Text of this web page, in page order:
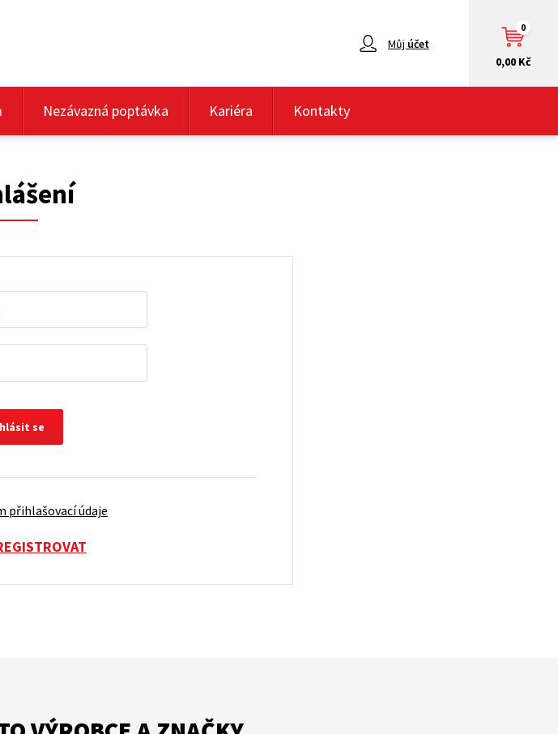
0,00 Kč
0
Můj účet
Nezávazná poptávka Kariéra Kontakty
se
přihlašovací údaje